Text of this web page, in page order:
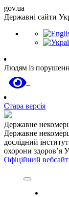
gov.ua
Державні сайти
Людям із
Стара версія
Державне
Державне
дослідний інститут
охорони здоров’я
Офіційний вебсайт